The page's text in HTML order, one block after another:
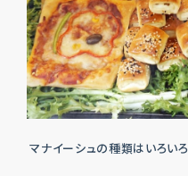
マナイーシュの種類はいろい